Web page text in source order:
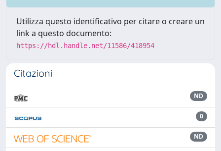
Utilizza questo identificativo per citare o creare un
link a questo documento:
https://hdl.handle.net/11586/418954
Citazioni
ND
0
ND